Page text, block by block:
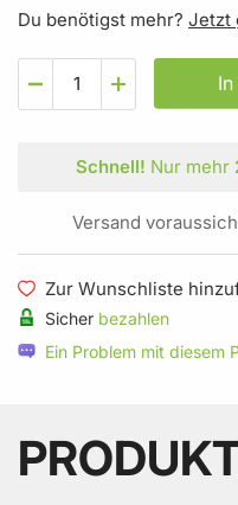
Du benötigst mehr? Jetzt
Schnell! Nur mehr
Versand
Zur Wunschliste
Sicher bezahlen
Ein Problem mit diesem